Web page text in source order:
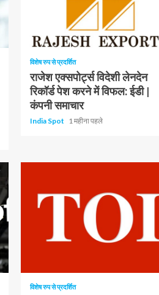
विशेष रुप से प्रदर्शित
राजेश एक्सपोर्ट्स विदेशी लेनदेन
रिकॉर्ड पेश करने में विफल: ईडी |
कंपनी समाचार
India Spot 1 महीना पहले
विशेष रुप से प्रदर्शित